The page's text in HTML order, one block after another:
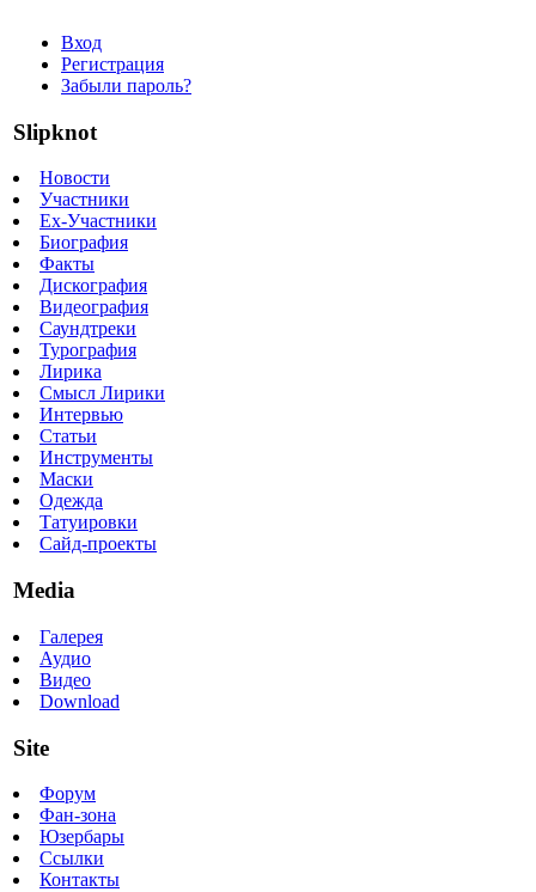
Вход
Регистрация
Забыли пароль?
Slipknot
Новости
Участники
Ex-Участники
Биография
Факты
Дискография
Видеография
Саундтреки
Турография
Лирика
Смысл Лирики
Интервью
Статьи
Инструменты
Маски
Одежда
Татуировки
Сайд-проекты
Media
Галерея
Аудио
Видео
Download
Site
Форум
Фан-зона
Юзербары
Ссылки
Контакты